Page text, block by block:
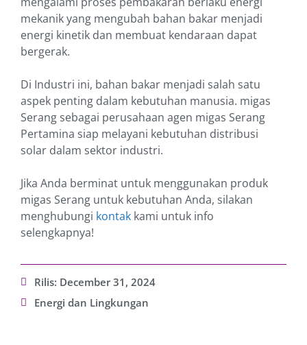
mekanik yang mengubah bahan bakar menjadi
energi kinetik dan membuat kendaraan dapat
bergerak.
Di Industri ini, bahan bakar menjadi salah satu
aspek penting dalam kebutuhan manusia. migas
Serang sebagai perusahaan agen migas Serang
Pertamina siap melayani kebutuhan distribusi
solar dalam sektor industri.
Jika Anda berminat untuk menggunakan produk
migas Serang untuk kebutuhan Anda, silakan
menghubungi kontak kami untuk info
selengkapnya!
Rilis: December 31, 2024
Energi dan Lingkungan